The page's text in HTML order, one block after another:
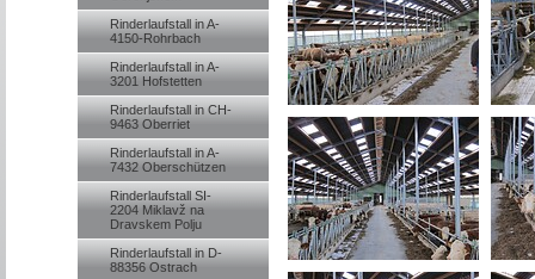
Rinderlaufstall in A-
4150-Rohrbach
Rinderlaufstall in A-
3201 Hofstetten
Rinderlaufstall in CH-
9463 Oberriet
Rinderlaufstall in A-
7432 Oberschützen
Rinderlaufstall SI-
2204 Miklavž na
Dravskem Polju
Rinderlaufstall in D-
88356 Ostrach